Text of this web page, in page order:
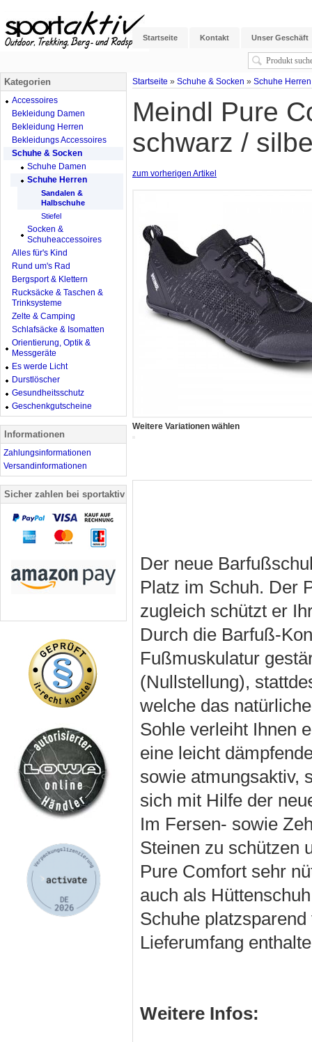
Startseite Kontakt Unser Geschäft
Startseite » Schuhe & Socken » Schuhe Herren
Meindl Pure
schwarz /
zum vorherigen Artikel
Weitere Variationen wählen
Der neue
Platz im Schuh. Der
zugleich schützt er
Durch die Barfuß-
Fußmuskulatur
(Nullstellung),
welche das
Sohle verleiht Ihnen
eine leicht
sowie atmungsaktiv,
sich mit Hilfe der
Im Fersen- sowie
Steinen zu schützen
Pure Comfort sehr
auch als
Schuhe
Lieferumfang
Weitere Infos:
Kategorien
Accessoires
Bekleidung Damen
Bekleidung Herren
Bekleidungs Accessoires
Schuhe & Socken
Schuhe Damen
Schuhe Herren
Sandalen &
Halbschuhe
Stiefel
Socken &
Schuheaccessoires
Alles für's Kind
Rund um's Rad
Bergsport & Klettern
Rucksäcke & Taschen &
Trinksysteme
Zelte & Camping
Schlafsäcke & Isomatten
Orientierung, Optik &
Messgeräte
Es werde Licht
Durstlöscher
Gesundheitsschutz
Geschenkgutscheine
Informationen
Zahlungsinformationen
Versandinformationen
Sicher zahlen bei sportaktiv